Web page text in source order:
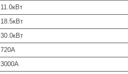
11.0кВт
18.5кВт
30.0кВт
720А
3000А